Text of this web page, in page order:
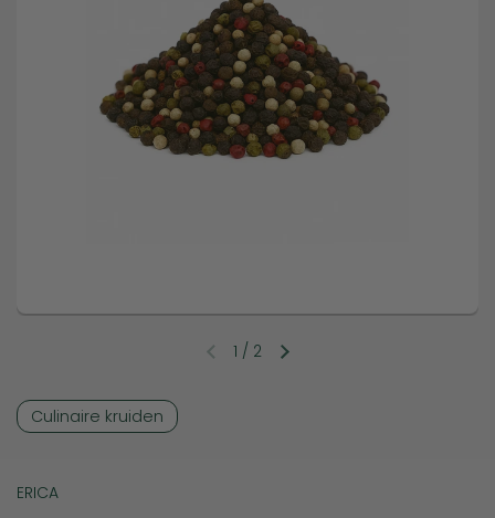
Vorige diaVolgende dia
1 / 2
Culinaire kruiden
ERICA